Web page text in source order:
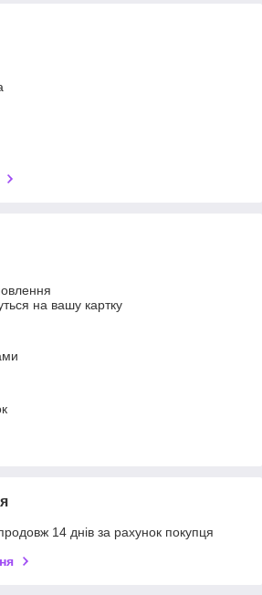
на вашу картку
14 днів за рахунок покупця